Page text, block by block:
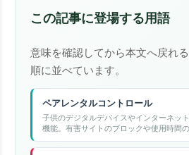
この記事に登場する用語
意味を確認してから本文へ戻れ
順に並べています。
ペアレンタルコントロール
子供のデジタルデバイスやインターネッ
機能。有害サイトのブロックや使用時間